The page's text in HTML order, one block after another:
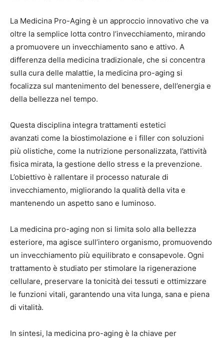
La Medicina Pro-Aging è un approccio innovativo che va
oltre la semplice lotta contro l’invecchiamento, mirando
a promuovere un invecchiamento sano e attivo. A
differenza della medicina tradizionale, che si concentra
sulla cura delle malattie, la medicina pro-aging si
focalizza sul mantenimento del benessere, dell’energia e
della bellezza nel tempo.
Questa disciplina integra trattamenti estetici
avanzati come la biostimolazione e i filler con soluzioni
più olistiche, come la nutrizione personalizzata, l’attività
fisica mirata, la gestione dello stress e la prevenzione.
L’obiettivo è rallentare il processo naturale di
invecchiamento, migliorando la qualità della vita e
mantenendo un aspetto sano e luminoso.
La medicina pro-aging non si limita solo alla bellezza
esteriore, ma agisce sull’intero organismo, promuovendo
un invecchiamento più equilibrato e consapevole. Ogni
trattamento è studiato per stimolare la rigenerazione
cellulare, preservare la tonicità dei tessuti e ottimizzare
le funzioni vitali, garantendo una vita lunga, sana e piena
di vitalità.
In sintesi, la medicina pro-aging è la chiave per